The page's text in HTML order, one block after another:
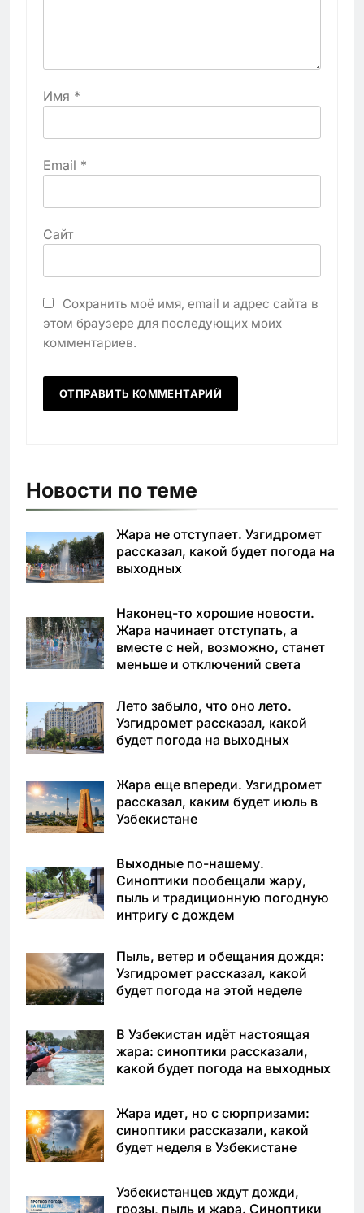
Имя *
Email *
Сайт
Сохранить моё имя, email и адрес сайта в
этом браузере для последующих моих
комментариев.
Новости по теме
Жара не отступает. Узгидромет
рассказал, какой будет погода на
выходных
Наконец-то хорошие новости.
Жара начинает отступать, а
вместе с ней, возможно, станет
меньше и отключений света
Лето забыло, что оно лето.
Узгидромет рассказал, какой
будет погода на выходных
Жара еще впереди. Узгидромет
рассказал, каким будет июль в
Узбекистане
Выходные по-нашему.
Синоптики пообещали жару,
пыль и традиционную погодную
интригу с дождем
Пыль, ветер и обещания дождя:
Узгидромет рассказал, какой
будет погода на этой неделе
В Узбекистан идёт настоящая
жара: синоптики рассказали,
какой будет погода на выходных
Жара идет, но с сюрпризами:
синоптики рассказали, какой
будет неделя в Узбекистане
Узбекистанцев ждут дожди,
грозы, пыль и жара. Синоптики